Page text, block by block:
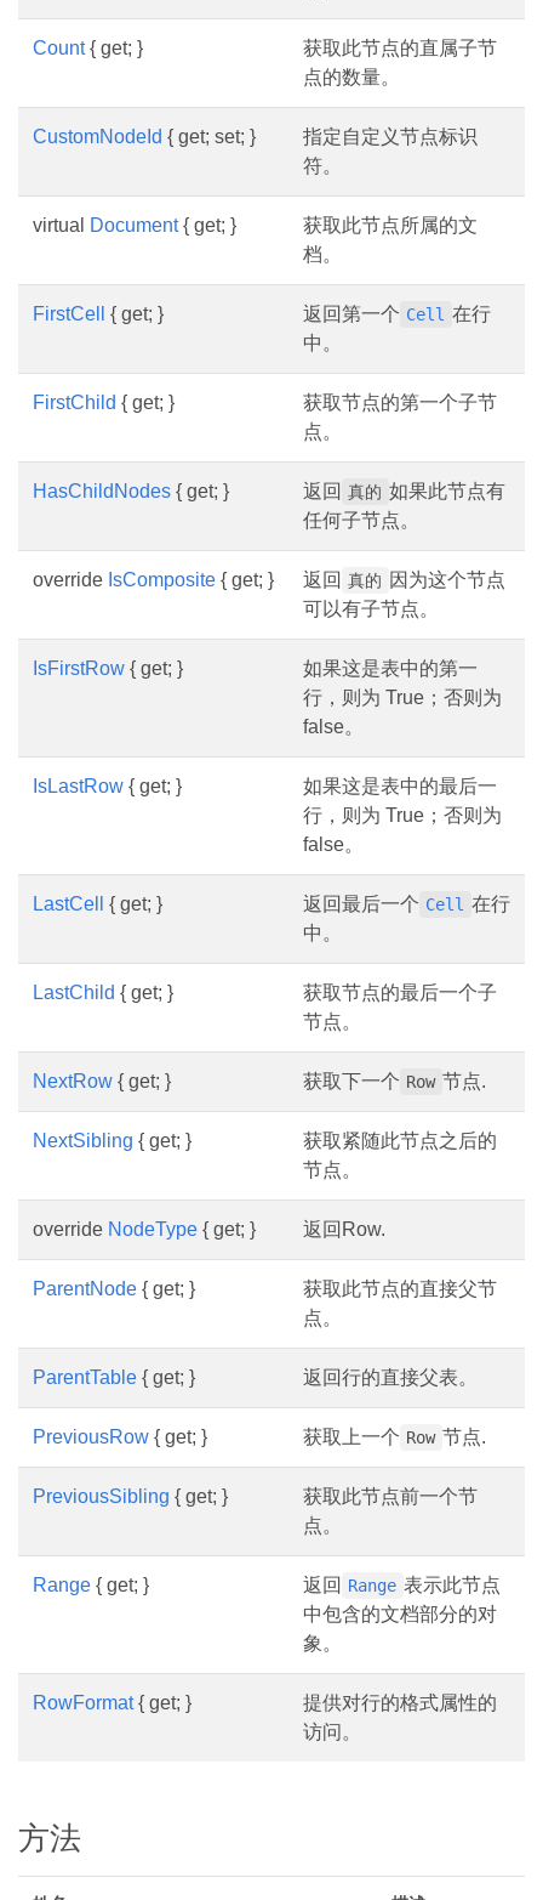
Count{ get; }
获取此节点的直属子节
点的数量。
CustomNodeId { get; set; }
指定自定义节点标识
符。
virtual Document{ get; }
获取此节点所属的文
档。
FirstCell { get; } 返回第一个 Cell 在行
中。
FirstChild { get; }
获取节点的第一个子节
点。
HasChildNodes { get; } 返回 真的 如果此节点有
任何子节点。
override IsComposite { get; } 返回 真的 因为这个节点
可以有子节点。
IsFirstRow { get; }
如果这是表中的第一
行，则为 True；否则为
false。
IsLastRow { get; }
如果这是表中的最后一
行，则为 True；否则为
false。
LastCell { get; } 返回最后一个 Cell 在行
中。
LastChild { get; }
获取节点的最后一个子
节点。
NextRow { get; } 获取下一个 Row 节点.
NextSibling { get; }
获取紧随此节点之后的
节点。
override NodeType { get; } 返回Row.
ParentNode { get; }
获取此节点的直接父节
点。
ParentTable { get; } 返回行的直接父表。
PreviousRow { get; } 获取上一个 Row 节点.
PreviousSibling { get; }
获取此节点前一个节
点。
Range { get; } 返回 Range 表示此节点
中包含的文档部分的对
象。
RowFormat{ get; }
提供对行的格式属性的
访问。
方法